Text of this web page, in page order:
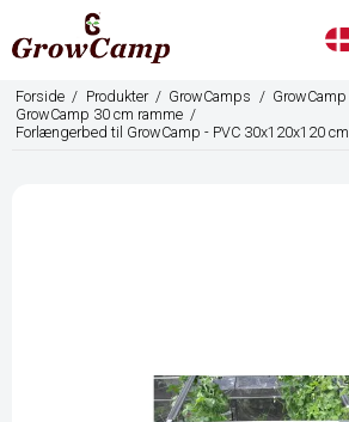
Forside / Produkter / GrowCamps / GrowCamp
GrowCamp 30 cm ramme /
Forlængerbed til GrowCamp - PVC 30x120x120 cm